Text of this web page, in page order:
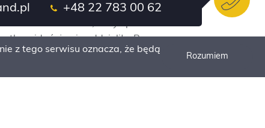
jest w maszynie. Raczej nie powinno się
doświadczenie, żeby sprawdzić
widać, że się oddzieliły. Po
grozi jej uszkodzeniem.
uszkodzenia, którego nie było
+48 22 783 00 62
z tego serwisu oznacza, że będą
Rozumiem